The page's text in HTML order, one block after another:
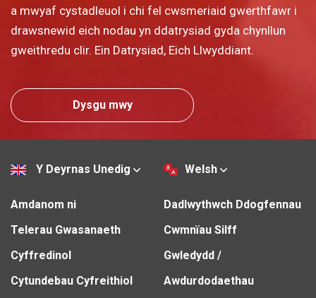
a mwyaf cystadleuol i chi fel cwsmeriaid gwerthfawr i
drawsnewid eich nodau yn ddatrysiad gyda chynllun
gweithredu clir. Ein Datrysiad, Eich Llwyddiant.
Dysgu mwy
Y Deyrnas Unedig Welsh
Amdanom ni
Telerau Gwasanaeth
Cyffredinol
Cytundebau Cyfreithiol
Dadlwythwch Ddogfennau
Cwmnïau Silff
Gwledydd /
Awdurdodaethau